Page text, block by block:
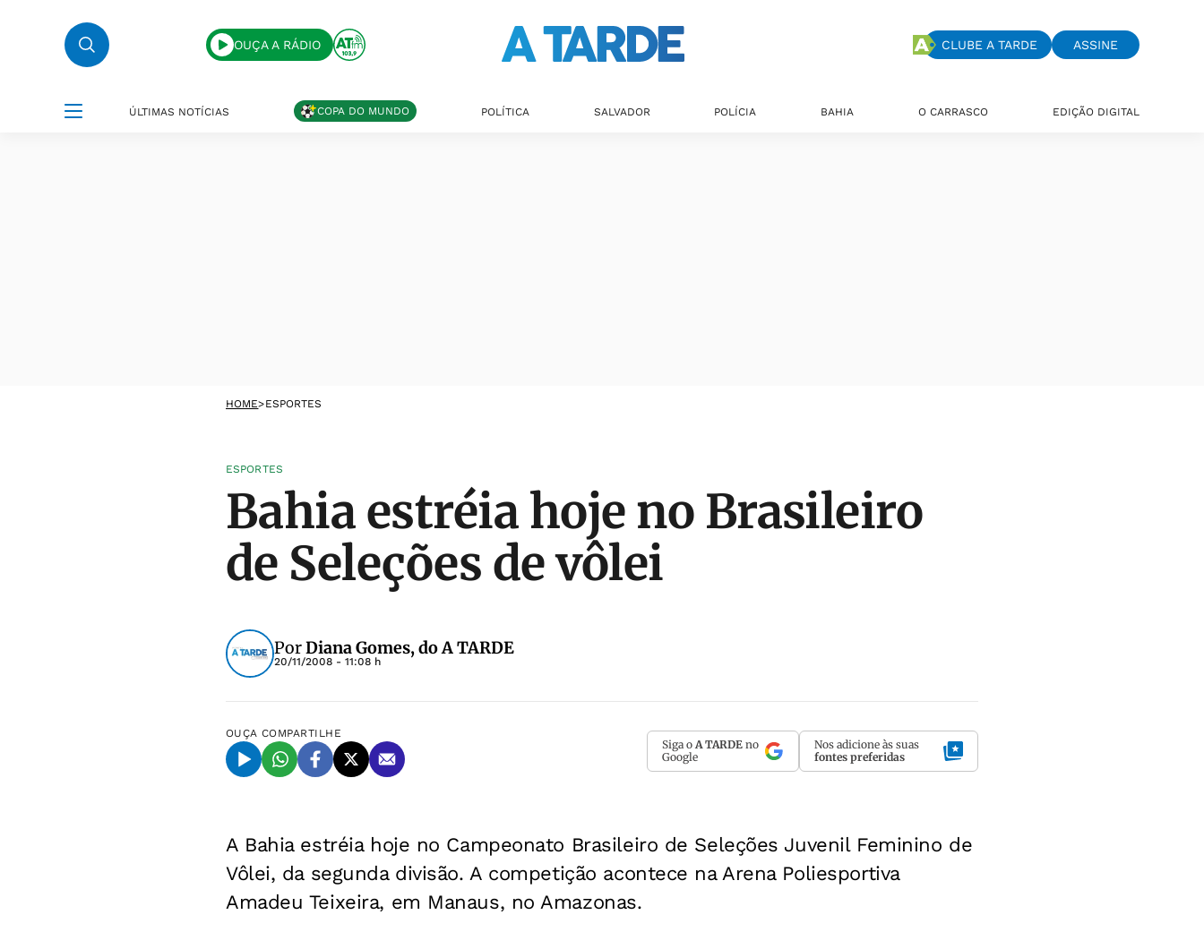
OUÇA A RÁDIO CLUBE A TARDE ASSINE
ÚLTIMAS NOTÍCIAS COPA DO MUNDO POLÍTICA SALVADOR POLÍCIA BAHIA O CARRASCO EDIÇÃO DIGITAL
HOME>ESPORTES
ESPORTES
Bahia estréia hoje no Brasileiro
de Seleções de vôlei
PorDiana Gomes, do A TARDE
20/11/2008 - 11:08 h
OUÇA COMPARTILHE
Siga o A TARDE no
Google
Nos adicione às suas
fontes preferidas
A Bahia estréia hoje no Campeonato Brasileiro de Seleções Juvenil Feminino de
Vôlei, da segunda divisão. A competição acontece na Arena Poliesportiva
Amadeu Teixeira, em Manaus, no Amazonas.